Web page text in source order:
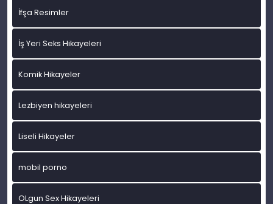
İfşa Resimler
İş Yeri Seks Hikayeleri
Komik Hikayeler
Lezbiyen hikayeleri
Liseli Hikayeler
mobil porno
OLgun Sex Hikayeleri